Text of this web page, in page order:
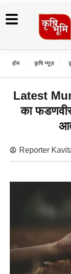
होम कृषि न्यूज़
Latest
का
Reporter